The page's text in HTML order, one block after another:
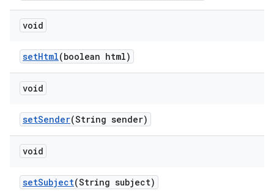
void
setHtml(boolean html)
void
setSender(String sender)
void
setSubject(String subject)